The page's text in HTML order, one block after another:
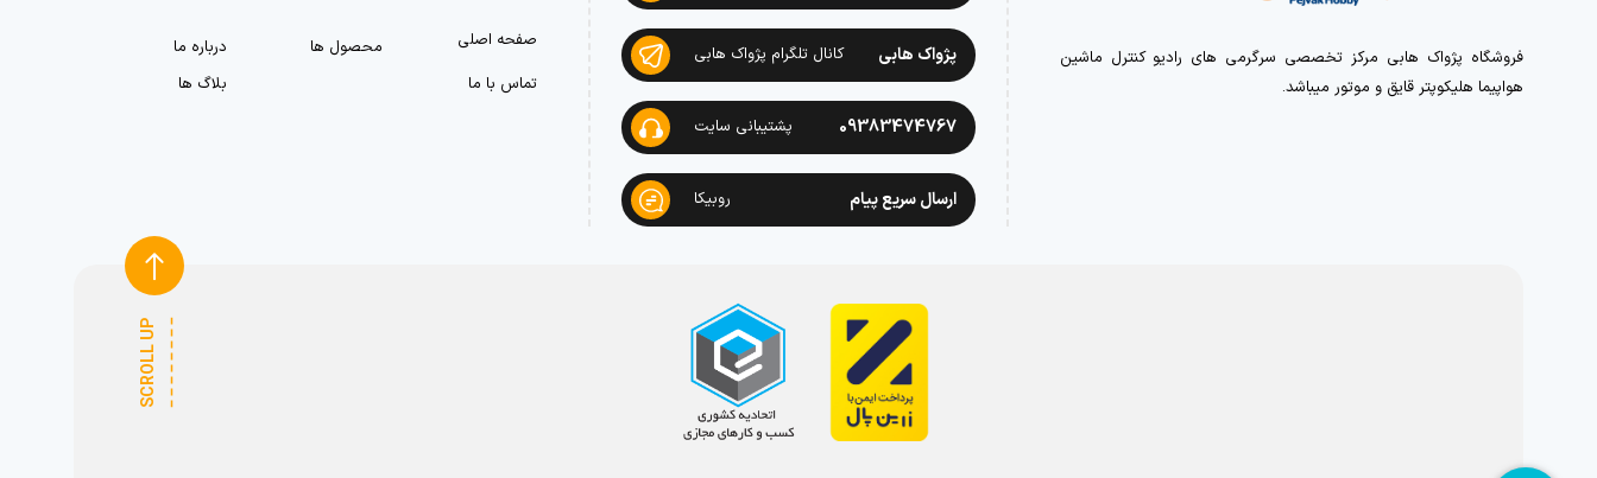
فروشگاه پژواک هابی مرکز تخصصی سرگرمی های رادیو کنترل ماشین
هواپیما هلیکوپتر قایق و موتور میباشد.
پژواک هابی کانال تلگرام پژواک هابی
09383474767 پشتیبانی سایت
ارسال سریع پیام روبیکا
صفحه اصلی محصول ها
درباره ما
تماس با ما
بلاگ ها
SCROLL UP